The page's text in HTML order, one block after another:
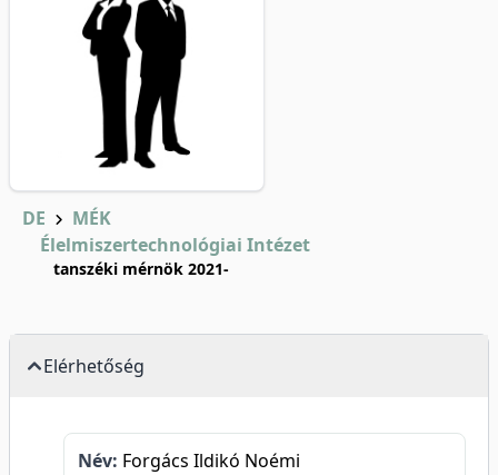
DE
MÉK
Élelmiszertechnológiai Intézet
tanszéki mérnök 2021-
Elérhetőség
Név: Forgács Ildikó Noémi